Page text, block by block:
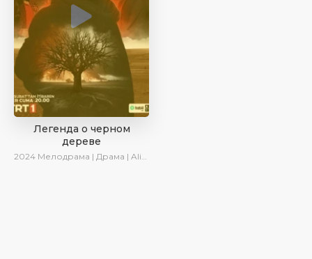
Легенда о черном
дереве
2024 Мелодрама | Драма | AlisaDirilis | Сериалы 2024